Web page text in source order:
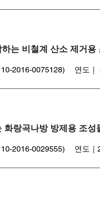
는 비철계 산소 제거용
10-2016-0075128) 연도｜
화랑곡나방 방제용 조성
10-2016-0029555) 연도｜